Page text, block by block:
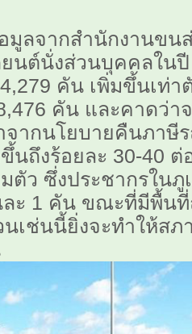
ากสำนักงานขนส่ง
นต์นั่งส่วนบุคคลใน
คัน เพิ่มขึ้นเท่า
คัน และคาดว่า
จากนโยบายคืนภาษี
นถึงร้อยละ 30-40
ตัว ซึ่งประชากรใน
ะ 1 คัน ขณะที่มีพื้นที่
นเช่นนี้ยิ่งจะทำให้ส